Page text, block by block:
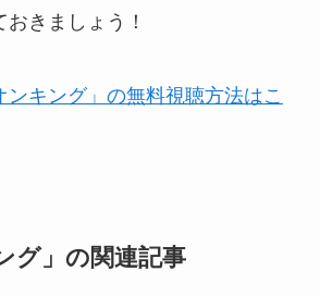
きましょう！
ンキング」の無料視聴方法はこ
グ」の関連記事